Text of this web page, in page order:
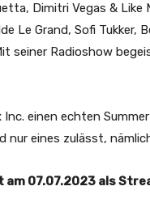
Dimitri Vegas & Like
Le Grand, Sofi Tukker,
seiner Radioshow
einen echten
eines zulässt,
am 07.07.2023 als